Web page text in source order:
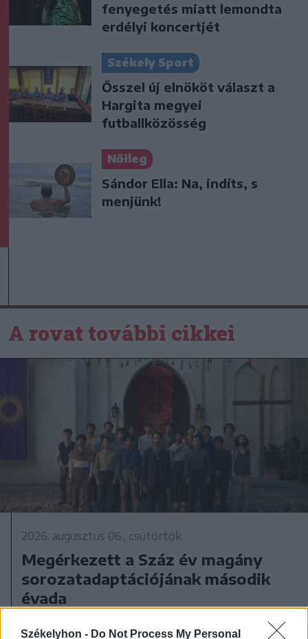
Székelyhon - Do Not Process My Personal
fenyegetés miatt lemondta
erdélyi koncertjét
Székely Sport
Ősszel új elnököt választ a
Hargita megyei
futballközösség
Nőileg
Sándor Ella: Na, indíts, s
menjünk!
A rovat további cikkei
2026. augusztus 06., csütörtök
Megérkezett a Száz év magány
sorozatadaptációjának második
évada